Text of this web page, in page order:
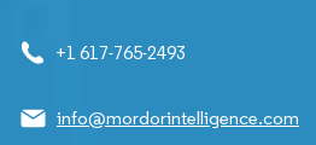
+1 617-765-2493
info@mordorintelligence.com